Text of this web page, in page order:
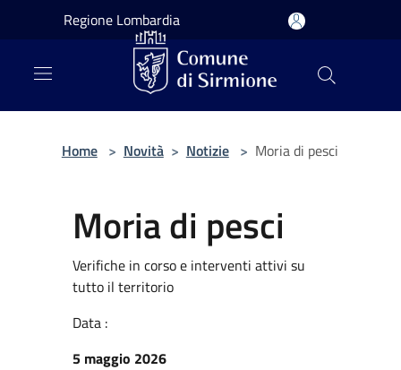
Salta al contenuto principale
Regione Lombardia
Home > Novità > Notizie > Moria di pesci
Moria di pesci
Verifiche in corso e interventi attivi su
tutto il territorio
Data :
5 maggio 2026